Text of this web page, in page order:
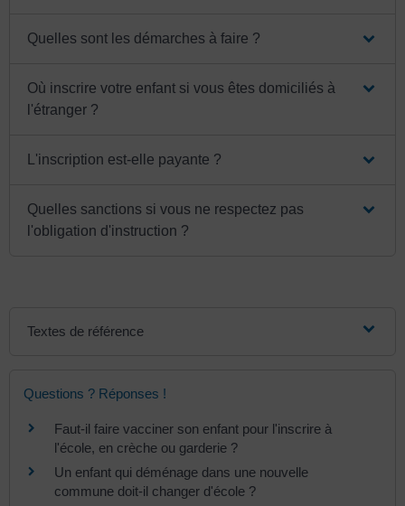
Quelles sont les démarches à faire ?
Où inscrire votre enfant si vous êtes domiciliés à
l'étranger ?
L'inscription est-elle payante ?
Quelles sanctions si vous ne respectez pas
l'obligation d'instruction ?
Textes de référence
Questions ? Réponses !
Faut-il faire vacciner son enfant pour l'inscrire à
l'école, en crèche ou garderie ?
Un enfant qui déménage dans une nouvelle
commune doit-il changer d'école ?